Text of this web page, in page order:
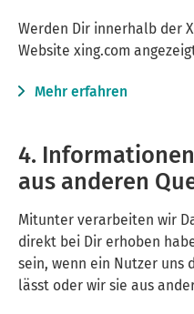
Werden Dir innerhalb der
Website xing.com
Mehr erfahren
4.
aus anderen
Mitunter verarbeiten wir
direkt bei Dir erhoben
sein, wenn ein Nutzer uns
lässt oder wir sie aus